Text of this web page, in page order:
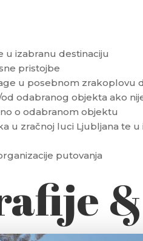
u izabranu destinaciju
pristojbe
u posebnom zrakoplovu
odabranog objekta ako
o odabranom objektu
u zračnoj luci Ljubljana te u
putovanja